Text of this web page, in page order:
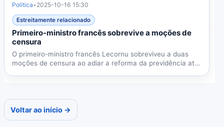
Politica• 2025-10-16 15:30
Estreitamente relacionado
Primeiro-ministro francês sobrevive a moções de
censura
O primeiro-ministro francês Lecornu sobreviveu a duas
moções de censura ao adiar a reforma da previdência até
Voltar ao início →